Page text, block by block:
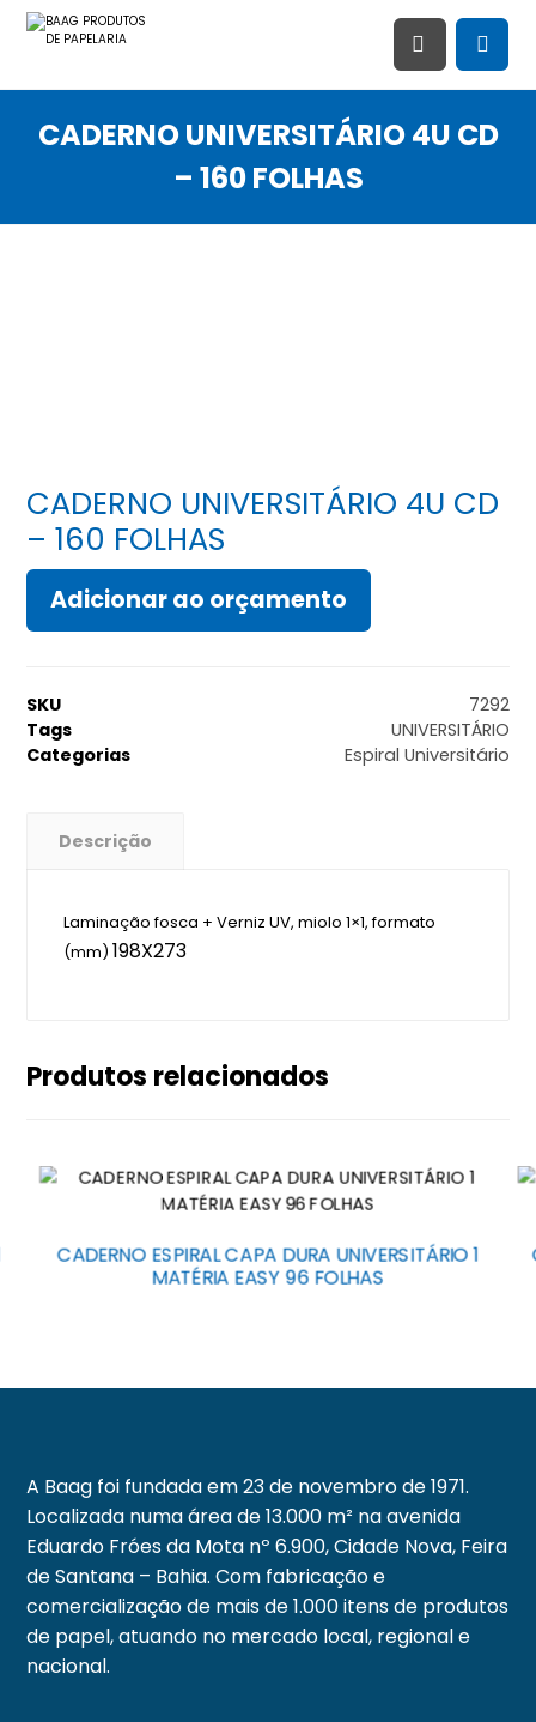
CADERNO UNIVERSITÁRIO 4U CD
– 160 FOLHAS
CADERNO UNIVERSITÁRIO 4U CD
– 160 FOLHAS
Adicionar ao orçamento
SKU
7292
Tags
UNIVERSITÁRIO
Categorias
Espiral Universitário
Descrição
Laminação fosca + Verniz UV, miolo 1×1, formato
(mm)198X273
Produtos relacionados
CADERNO ESPIRAL CAPA DURA UNIVERSITÁRIO 1
MATÉRIA EASY 96 FOLHAS
A Baag foi fundada em 23 de novembro de 1971.
Localizada numa área de 13.000 m² na avenida
Eduardo Fróes da Mota nº 6.900, Cidade Nova, Feira
de Santana – Bahia. Com fabricação e
comercialização de mais de 1.000 itens de produtos
de papel, atuando no mercado local, regional e
nacional.